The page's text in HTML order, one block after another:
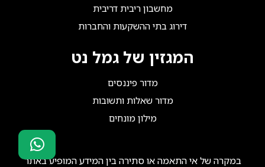
מחשבון ריבית דריבית
דירוג בתי ההשקעות והחברות
המגזין של גמל נט
מדור פיננסים
מדור שאלות ותשובות
מילון מונחים
במקרה של אי התאמה או סתירה בין המידע המופיע באתר